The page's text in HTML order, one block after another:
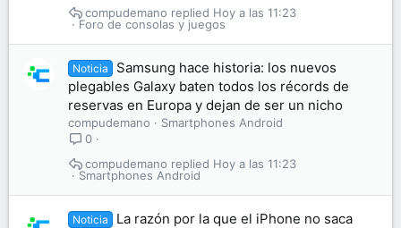
Foro de consolas y juegos
Hoy a las 11:23
compudemano
Noticia
Samsung hace historia: los nuevos
plegables Galaxy baten todos los récords de
reservas en Europa y dejan de ser un nicho
compudemano
Smartphones Android
0
Smartphones Android
Hoy a las 11:23
compudemano
Noticia
La razón por la que el iPhone no saca